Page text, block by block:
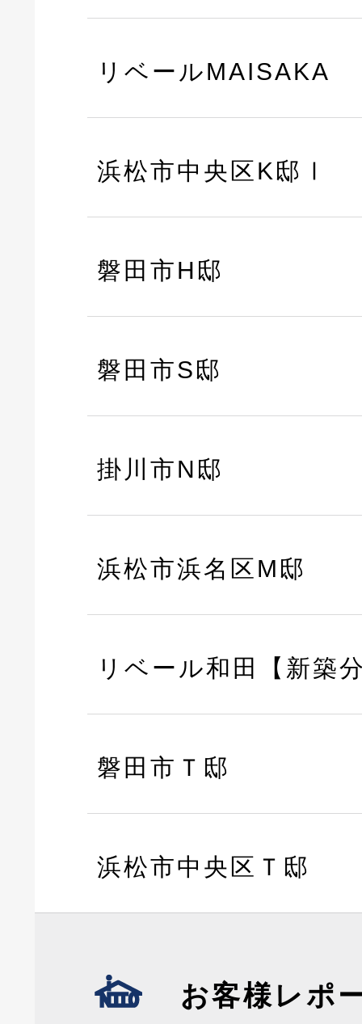
リベールMAISAKA
浜松市中央区K邸Ⅰ
磐田市H邸
磐田市S邸
掛川市N邸
浜松市浜名区M邸
リベール和田【新築
磐田市Ｔ邸
浜松市中央区Ｔ邸
お客様レポ